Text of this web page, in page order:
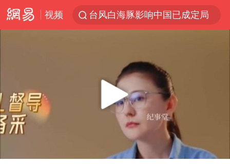
视频
台风白海豚影响中国已成定局
我国编制完成新版全月地质图
80后女柜员逆袭成4200亿银行副行长
Play
03:35